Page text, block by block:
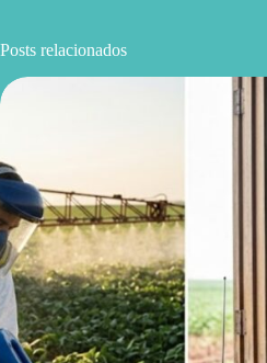
Posts relacionados